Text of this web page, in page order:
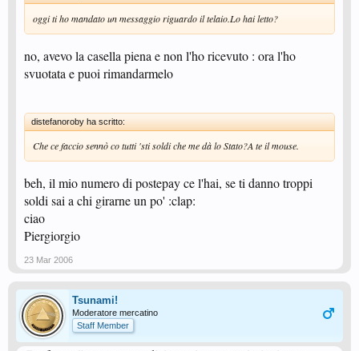
oggi ti ho mandato un messaggio riguardo il telaio.Lo hai letto?
no, avevo la casella piena e non l'ho ricevuto : ora l'ho
svuotata e puoi rimandarmelo
distefanoroby ha scritto:
Che ce faccio sennò co tutti 'sti soldi che me dà lo Stato?A te il mouse.
beh, il mio numero di postepay ce l'hai, se ti danno troppi
soldi sai a chi girarne un po' :clap:
ciao
Piergiorgio
23 Mar 2006
Tsunami!
Moderatore mercatino
Staff Member